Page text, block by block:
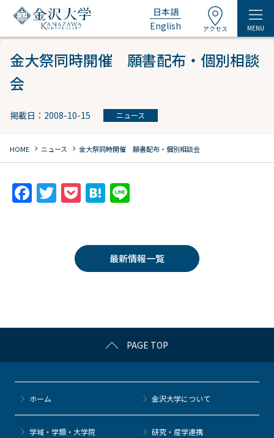
日本語
English
アクセス MENU
金大祭同時開催 願書配布・個別相談
会
掲載日：2008-10-15 ニュース
HOME chevron_right ニュース chevron_right 金大祭同時開催 願書配布・個別相談会
F
k
T
er
P
k
et
H
n
a
最新情報一覧
PAGE TOP
ホーム 金沢大学について
学域・学類・大学院 研究・産学連携